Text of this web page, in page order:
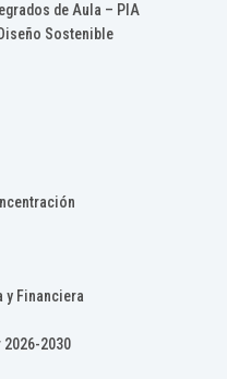
de Aula – PIA
Sostenible
Financiera
2030